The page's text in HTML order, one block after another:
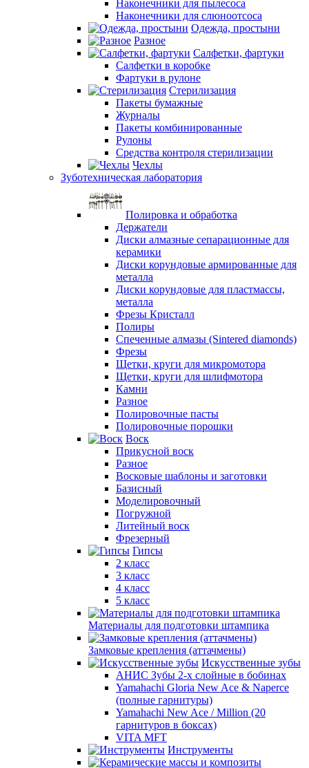
Наконечники для пылесоса
Наконечники для слюноотсоса
Одежда, простыни
Разное
Салфетки, фартуки
Салфетки в коробке
Фартуки в рулоне
Стерилизация
Пакеты бумажные
Журналы
Пакеты комбинированные
Рулоны
Средства контроля стерилизации
Чехлы
Зуботехническая лаборатория
Полировка и обработка
Держатели
Диски алмазные сепарационные для
керамики
Диски корундовые армированные для
металла
Диски корундовые для пластмассы,
металла
Фрезы Кристалл
Полиры
Спеченные алмазы (Sintered diamonds)
Фрезы
Щетки, круги для микромотора
Щетки, круги для шлифмотора
Камни
Разное
Полировочные пасты
Полировочные порошки
Воск
Прикусной воск
Разное
Восковые шаблоны и заготовки
Базисный
Моделировочный
Погружной
Литейный воск
Фрезерный
Гипсы
2 класс
3 класс
4 класс
5 класс
Материалы для подготовки штампика
Замковые крепления (аттачмены)
Искусственные зубы
АНИС Зубы 2-х слойные в бобинах
Yamahachi Gloria New Ace & Naperce
(полные гарнитуры)
Yamahachi New Ace / Million (20
гарнитуров в боксах)
VITA MFT
Инструменты